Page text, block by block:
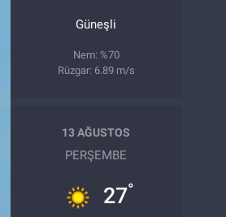
Güneşli
Nem: %70
Rüzgar: 6.89 m/s
13 AĞUSTOS
PERŞEMBE
27°